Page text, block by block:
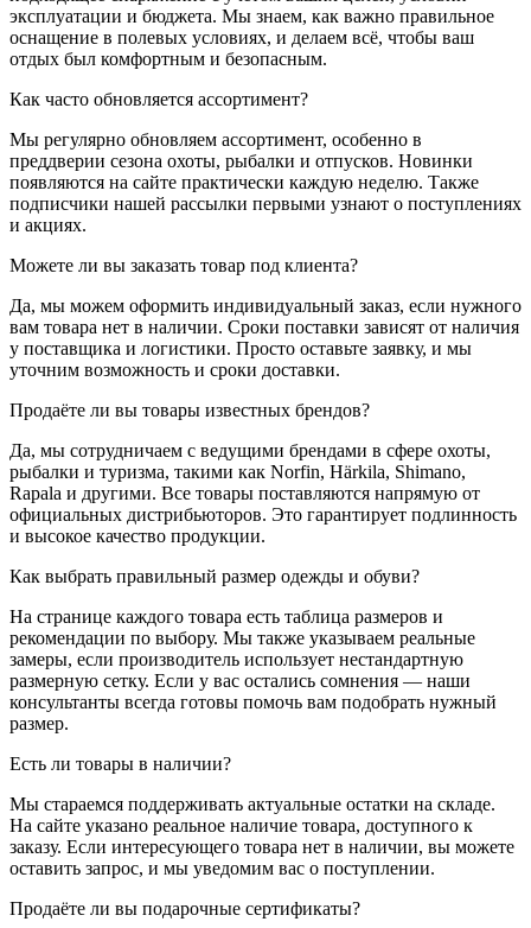
эксплуатации и бюджета. Мы знаем, как важно правильное
оснащение в полевых условиях, и делаем всё, чтобы ваш
отдых был комфортным и безопасным.
Как часто обновляется ассортимент?
Мы регулярно обновляем ассортимент, особенно в
преддверии сезона охоты, рыбалки и отпусков. Новинки
появляются на сайте практически каждую неделю. Также
подписчики нашей рассылки первыми узнают о поступлениях
и акциях.
Можете ли вы заказать товар под клиента?
Да, мы можем оформить индивидуальный заказ, если нужного
вам товара нет в наличии. Сроки поставки зависят от наличия
у поставщика и логистики. Просто оставьте заявку, и мы
уточним возможность и сроки доставки.
Продаёте ли вы товары известных брендов?
Да, мы сотрудничаем с ведущими брендами в сфере охоты,
рыбалки и туризма, такими как Norfin, Härkila, Shimano,
Rapala и другими. Все товары поставляются напрямую от
официальных дистрибьюторов. Это гарантирует подлинность
и высокое качество продукции.
Как выбрать правильный размер одежды и обуви?
На странице каждого товара есть таблица размеров и
рекомендации по выбору. Мы также указываем реальные
замеры, если производитель использует нестандартную
размерную сетку. Если у вас остались сомнения — наши
консультанты всегда готовы помочь вам подобрать нужный
размер.
Есть ли товары в наличии?
Мы стараемся поддерживать актуальные остатки на складе.
На сайте указано реальное наличие товара, доступного к
заказу. Если интересующего товара нет в наличии, вы можете
оставить запрос, и мы уведомим вас о поступлении.
Продаёте ли вы подарочные сертификаты?